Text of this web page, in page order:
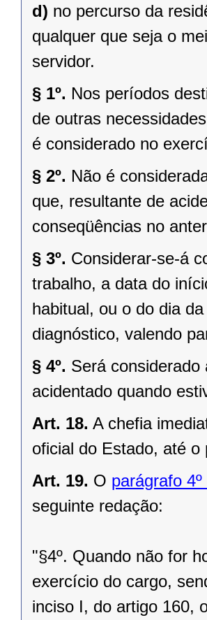
d) no percurso da
qualquer que seja o
servidor.
§ 1º. Nos períodos
de outras
é considerado no
§ 2º. Não é
que, resultante de
conseqüências no
§ 3º. Considerar-se-á
trabalho, a data do
habitual, ou o do dia
diagnóstico, valendo
§ 4º. Será
acidentado quando
Art. 18. A chefia
oficial do Estado, até
Art. 19. O parágrafo
seguinte redação:
"§4º. Quando não for
exercício do cargo,
inciso I, do artigo 160,